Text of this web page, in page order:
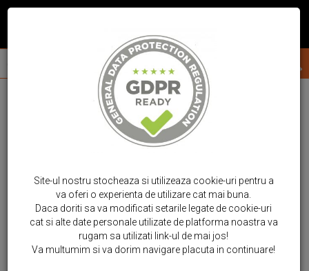
Site-ul nostru stocheaza si utilizeaza cookie-uri pentru a
va oferi o experienta de utilizare cat mai buna.
Daca doriti sa va modificati setarile legate de cookie-uri
cat si alte date personale utilizate de platforma noastra va
rugam sa utilizati link-ul de mai jos!
Va multumim si va dorim navigare placuta in continuare!